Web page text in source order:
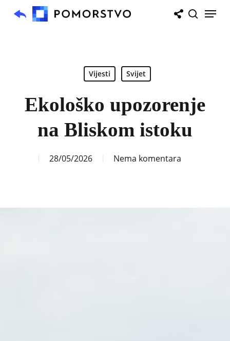
Menu
Vijesti Svijet
Ekološko upozorenje
na Bliskom istoku
28/05/2026 Nema komentara